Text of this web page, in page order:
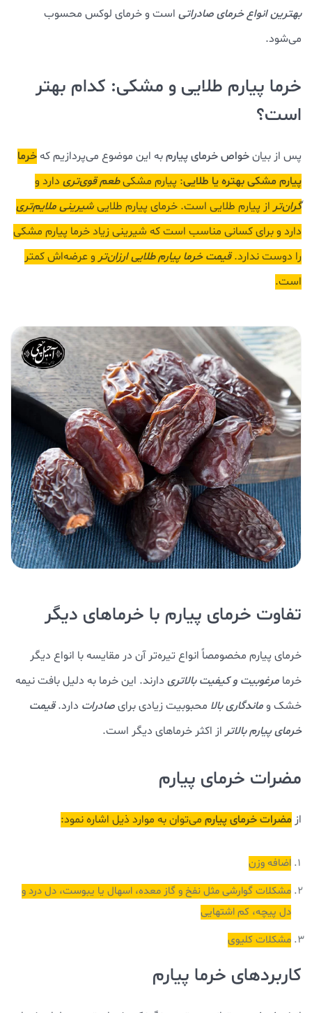
بهترین انواع خرمای صادراتی است و خرمای لوکس محسوب
می‌شود.
خرما پیارم طلایی و مشکی: کدام بهتر
است؟
پس از بیانخواص خرمای پیارمبه این موضوع می‌پردازیم کهخرما
پیارم مشکی بهتره یا طلایی: پیارم مشکیطعم قوی‌تری دارد و
گران‌تر از پیارم طلایی است. خرمای پیارم طلاییشیرینی ملایم‌تری
دارد و برای کسانی مناسب است که شیرینی زیاد خرما پیارم مشکی
را دوست ندارد.قیمت خرما پیارم طلاییارزان‌تر و عرضه‌اش کمتر
است.
تفاوت خرمای پیارم با خرماهای دیگر
خرمای پیارم مخصومصاً انواع تیره‌تر آن در مقایسه با انواع دیگر
خرما مرغوبیت و کیفیت بالاتری دارند. این خرما به دلیل بافت نیمه
خشک وماندگاری بالا محبوبیت زیادی برایصادرات دارد.قیمت
خرمای پیارمبالاتر از اکثر خرماهای دیگر است.
مضرات خرمای پیارم
از مضرات خرمای پیارم می‌توان به موارد ذیل اشاره نمود:
اضافه وزن
مشکلات گوارشی مثل نفخ و گاز معده، اسهال یا یبوست، دل درد و
دل پیچه، کم اشتهایی
مشکلات کلیوی
کاربردهای خرما پیارم